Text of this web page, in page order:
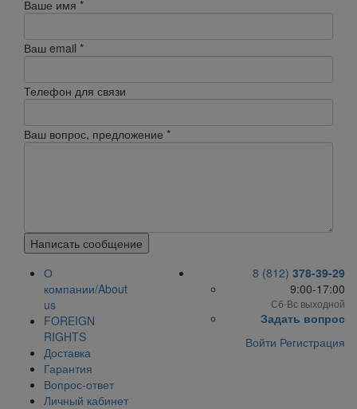
Ваше имя *
Ваш email *
Телефон для связи
Ваш вопрос, предложение *
Написать сообщение
О
компании/About
us
FOREIGN
RIGHTS
Доставка
Гарантия
Вопрос-ответ
Личный кабинет
8 (812) 378-39-29
9:00-17:00
Сб-Вс выходной
Задать вопрос
Войти Регистрация